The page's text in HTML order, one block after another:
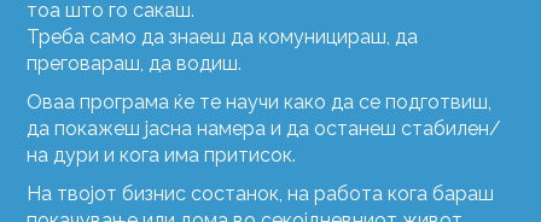
тоа што го сакаш.
Треба само да знаеш да комуницираш, да
преговараш, да водиш.
Оваа програма ќе те научи како да се подготвиш,
да покажеш јасна намера и да останеш стабилен/
на дури и кога има притисок.
На твојот бизнис состанок, на работа кога бараш